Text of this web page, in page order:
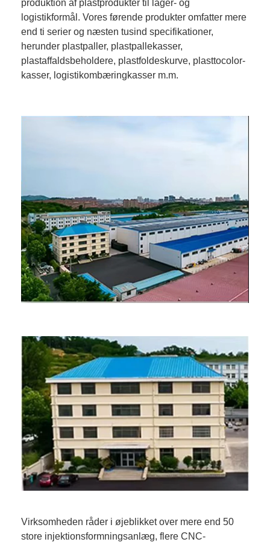
produktion af plastprodukter til lager- og
logistikformål. Vores førende produkter omfatter mere
end ti serier og næsten tusind specifikationer,
herunder plastpaller, plastpallekasser,
plastaffaldsbeholdere, plastfoldeskurve, plasttocolor-
kasser, logistikombæringkasser m.m.
Virksomheden råder i øjeblikket over mere end 50
store injektionsformningsanlæg, flere CNC-